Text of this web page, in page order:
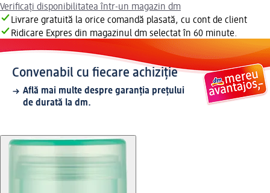
Verificați disponibilitatea într-un magazin dm
Livrare gratuită la orice comandă plasată, cu cont de client
Ridicare Expres din magazinul dm selectat în 60 minute.
Convenabil cu fiecare achiziție
Află mai multe despre garanția prețului
de durată la dm.